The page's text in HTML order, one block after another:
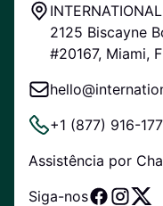
2125 Biscayne
#20167, Miami,
+1 (877) 916-
Assistência por
Siga-nos